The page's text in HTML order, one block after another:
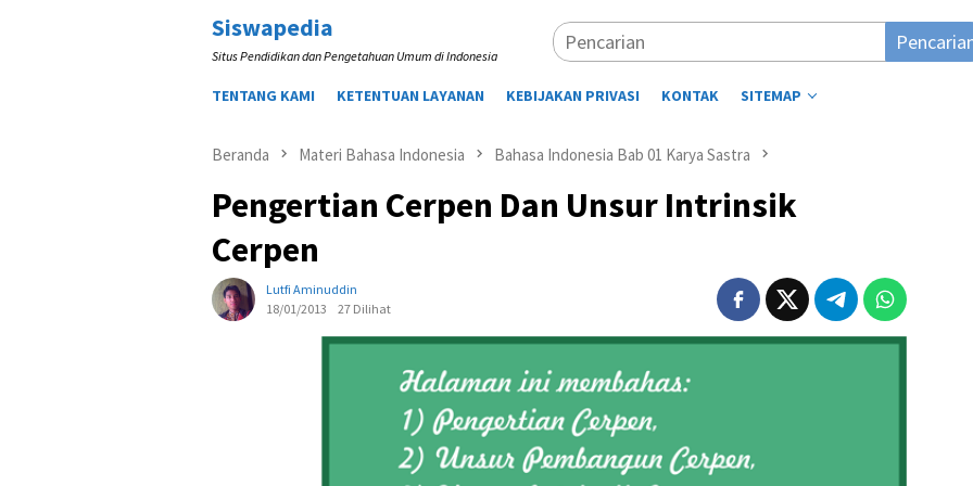
Loncat
Siswapedia
Situs Pendidikan dan Pengetahuan Umum di Indonesia
TENTANG KAMI KETENTUAN LAYANAN KEBIJAKAN PRIVASI KONTAK SITEMAP
Beranda Materi Bahasa Indonesia Bahasa Indonesia Bab 01 Karya Sastra
Pengertian Cerpen Dan Unsur Intrinsik
Cerpen
Lutfi Aminuddin
18/01/2013
27 Dilihat